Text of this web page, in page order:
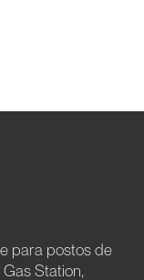
para postos de
Station,